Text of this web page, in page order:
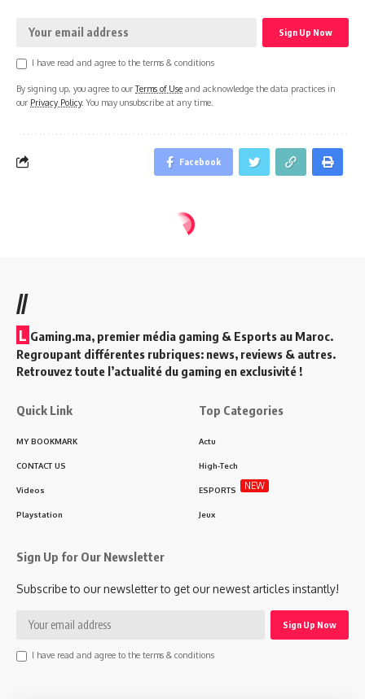
I have read and agree to the terms & conditions
By signing up, you agree to ourTerms of Use and acknowledge the data practices in
our Privacy Policy. You may unsubscribe at any time.
Facebook
//
L Gaming.ma, premier média gaming & Esports au Maroc.
Regroupant différentes rubriques: news, reviews & autres.
Retrouvez toute l’actualité du gaming en exclusivité !
Quick Link
MY BOOKMARK
CONTACT US
Videos
Playstation
Top Categories
Actu
High-Tech
ESPORTS NEW
Jeux
Sign Up for Our Newsletter
Subscribe to our newsletter to get our newest articles instantly!
I have read and agree to the terms & conditions